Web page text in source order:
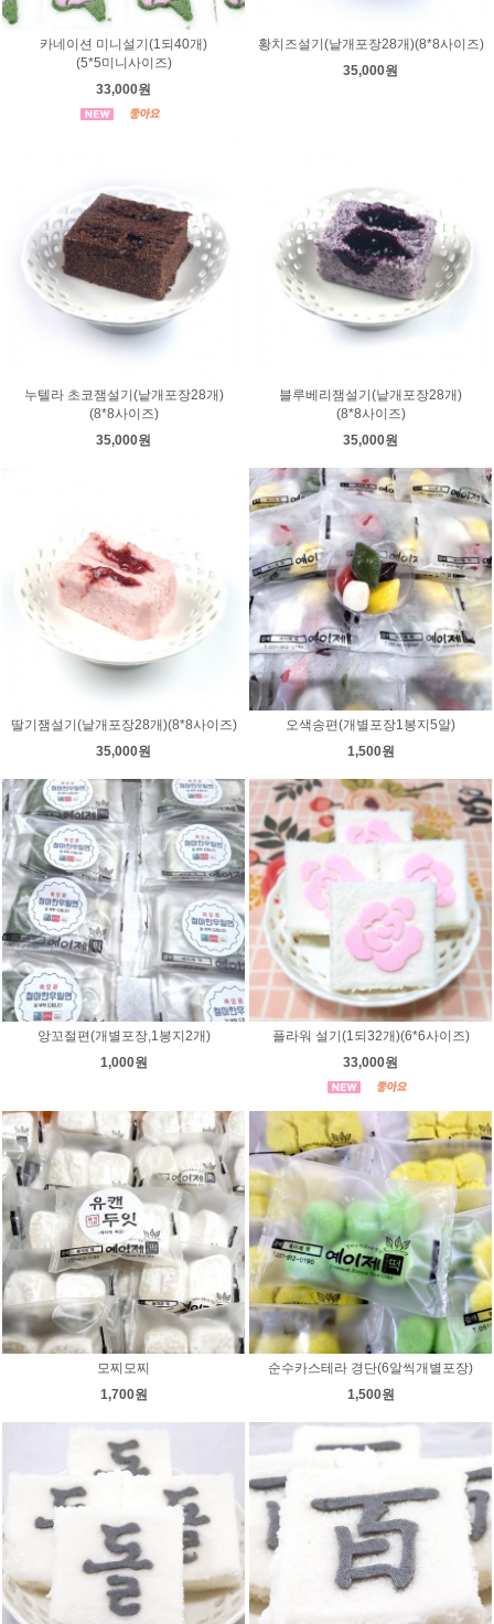
카네이션 미니설기(1되40개)
(5*5미니사이즈)
33,000원
황치즈설기(낱개포장28개)(8*8사이즈)
35,000원
누텔라 초코잼설기(낱개포장28개)
(8*8사이즈)
35,000원
블루베리잼설기(낱개포장28개)
(8*8사이즈)
35,000원
딸기잼설기(낱개포장28개)(8*8사이즈)
35,000원
오색송편(개별포장1봉지5알)
1,500원
앙꼬절편(개별포장,1봉지2개)
1,000원
플라워 설기(1되32개)(6*6사이즈)
33,000원
모찌모찌
1,700원
순수카스테라 경단(6알씩개별포장)
1,500원